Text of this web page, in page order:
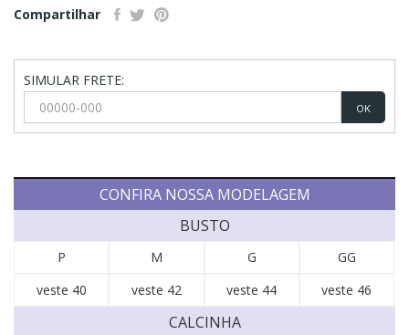
Compartilhar
SIMULAR FRETE:
OK
CONFIRA NOSSA MODELAGEM
BUSTO
P M G
GG
veste 40
veste 42 veste 44 veste 46
CALCINHA